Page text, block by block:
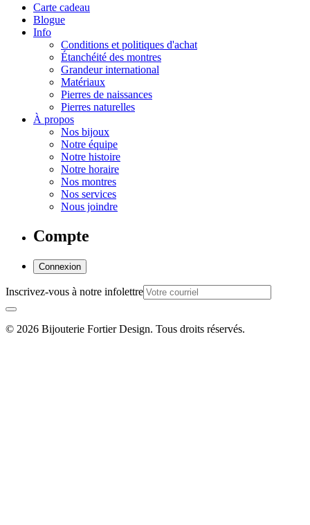
Carte cadeau
Blogue
Info
Conditions et politiques d'achat
Étanchéité des montres
Grandeur international
Matériaux
Pierres de naissances
Pierres naturelles
À propos
Nos bijoux
Notre équipe
Notre histoire
Notre horaire
Nos montres
Nos services
Nous joindre
Compte
Connexion
Inscrivez-vous à notre infolettre
© 2026 Bijouterie Fortier Design. Tous droits réservés.